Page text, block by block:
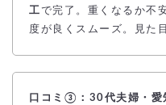
工で完了。重くなるか不
度が良くスムーズ。見た
口コミ③：30代夫婦・愛